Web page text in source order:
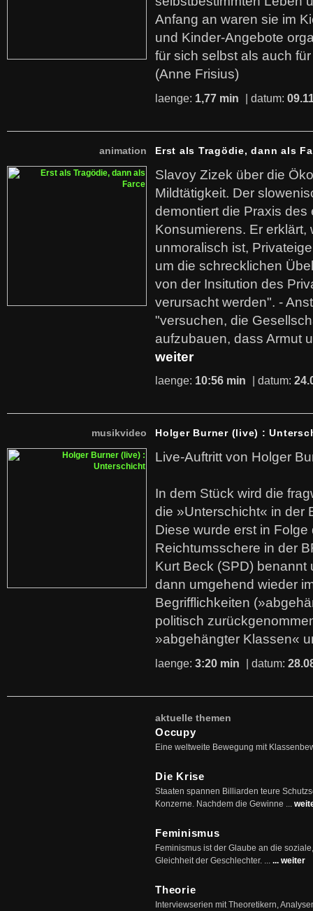
Anfang an waren sie im
und Kinder-Angebote
für sich selbst als auch
(Anne Frisius)
laenge: 1,77 min | datum:
animation Erst als Tragödie, dann als
Slavoy Zizek über die
Mildtätigkeit. Der
demontiert die Praxis des
Konsumierens. Er erklärt,
unmoralisch ist,
um die schrecklichen
von der Insitution des
verursacht werden". -
"versuchen, die
aufzubauen, dass Armut
weiter
laenge: 10:56 min | datum:
musikvideo Holger Burner (live) :
Live-Auftritt von Holger
In dem Stück wird die
die »Unterschicht« in der
Diese wurde erst in
Reichtumsschere in der
Kurt Beck (SPD)
dann umgehend wieder
Begrifflichkeiten
politisch
»abgehängter Klassen«
laenge: 3:20 min | datum:
aktuelle themen
Occupy
Eine weltweite Bewegung mit
Die Krise
Staaten spannen Billiarden teure
Konzerne. Nachdem die Gewinne ...
Feminismus
Feminismus ist der Glaube an die
Gleichheit der Geschlechter. ... ... weiter
Theorie
Interviewserien mit Theoretikern,